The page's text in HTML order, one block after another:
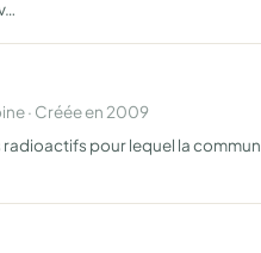
· Créée en 2009
pour lequel la